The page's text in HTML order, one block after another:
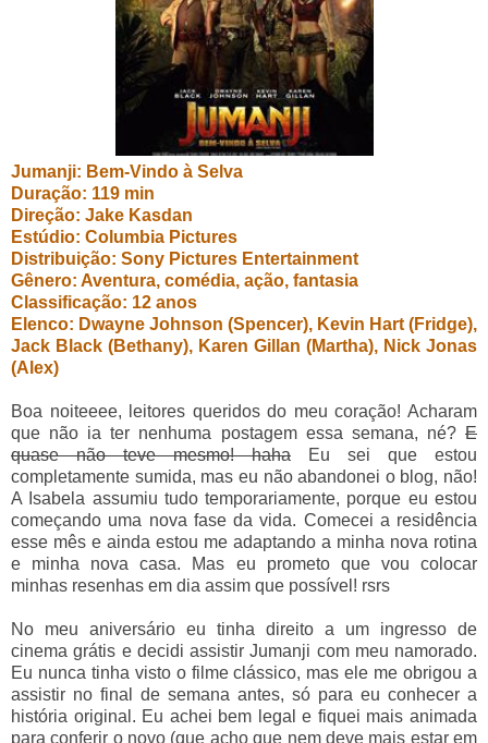
Jumanji: Bem-Vindo à Selva
Duração: 119 min
Direção: Jake Kasdan
Estúdio: Columbia Pictures
Distribuição: Sony Pictures Entertainment
Gênero: Aventura, comédia, ação, fantasia
Classificação: 12 anos
Elenco: Dwayne Johnson (Spencer), Kevin Hart (Fridge),
Jack Black (Bethany), Karen Gillan (Martha), Nick Jonas
(Alex)
Boa noiteeee, leitores queridos do meu coração! Acharam
que não ia ter nenhuma postagem essa semana, né? E
quase não teve mesmo! haha Eu sei que estou
completamente sumida, mas eu não abandonei o blog, não!
A Isabela assumiu tudo temporariamente, porque eu estou
começando uma nova fase da vida. Comecei a residência
esse mês e ainda estou me adaptando a minha nova rotina
e minha nova casa. Mas eu prometo que vou colocar
minhas resenhas em dia assim que possível! rsrs
No meu aniversário eu tinha direito a um ingresso de
cinema grátis e decidi assistir Jumanji com meu namorado.
Eu nunca tinha visto o filme clássico, mas ele me obrigou a
assistir no final de semana antes, só para eu conhecer a
história original. Eu achei bem legal e fiquei mais animada
para conferir o novo (que acho que nem deve mais estar em